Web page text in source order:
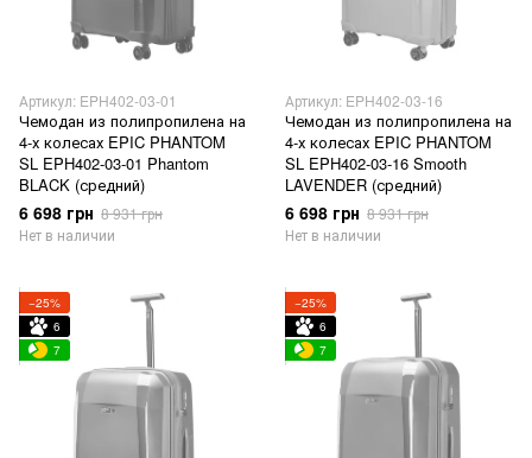
Артикул: EPH402-03-01
Чемодан из полипропилена на
4-х колесах EPIC PHANTOM
SL EPH402-03-01 Phantom
BLACK (средний)
6 698 грн 8 931 грн
Нет в наличии
Артикул: EPH402-03-16
Чемодан из полипропилена на
4-х колесах EPIC PHANTOM
SL EPH402-03-16 Smooth
LAVENDER (средний)
6 698 грн 8 931 грн
Нет в наличии
−25%
6
7
−25%
6
7